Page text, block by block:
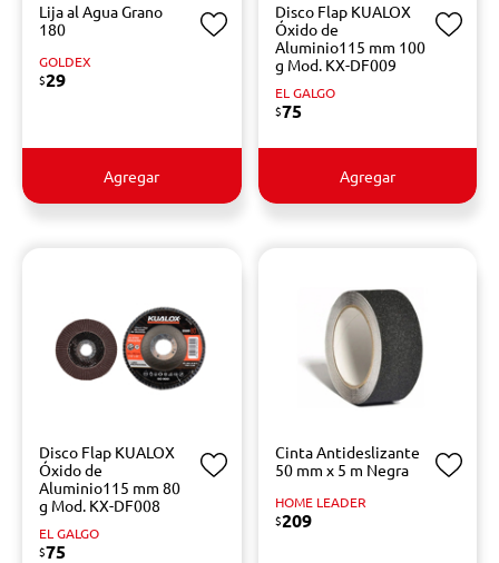
Lija al Agua Grano
180
GOLDEX
$29
Agregar
Disco Flap KUALOX
Óxido de
Aluminio115 mm 100
g Mod. KX-DF009
EL GALGO
$75
Agregar
Disco Flap KUALOX
Óxido de
Aluminio115 mm 80
g Mod. KX-DF008
EL GALGO
$75
Cinta Antideslizante
50 mm x 5 m Negra
HOME LEADER
$209